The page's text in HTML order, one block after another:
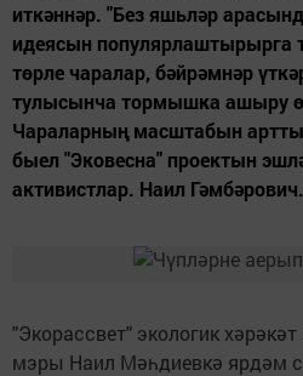
иткәннәр. "Без яшьләр
идеясын популярлаштырырга
төрле чаралар, бәйрәмнәр
тулысынча тормышка ашыру
Чараларның масштабын
быел "Эковесна" проектын
активистлар. Наил
"Экорассвет" экологик
мэры Наил Мәһдиевкә ярдәм